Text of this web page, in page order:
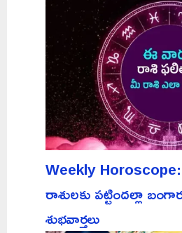
Weekly
రాశులకు పట్టిందల్లా
శుభవార్తలు